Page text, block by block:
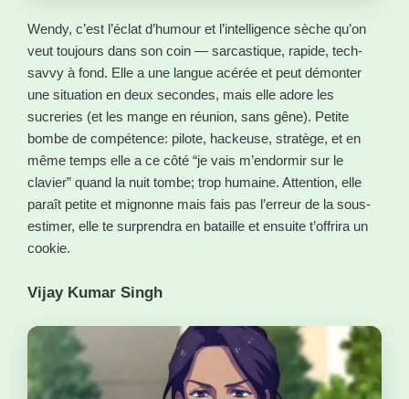
Wendy, c’est l’éclat d’humour et l’intelligence sèche qu’on
veut toujours dans son coin — sarcastique, rapide, tech-
savvy à fond. Elle a une langue acérée et peut démonter
une situation en deux secondes, mais elle adore les
sucreries (et les mange en réunion, sans gêne). Petite
bombe de compétence: pilote, hackeuse, stratège, et en
même temps elle a ce côté “je vais m’endormir sur le
clavier” quand la nuit tombe; trop humaine. Attention, elle
paraît petite et mignonne mais fais pas l’erreur de la sous-
estimer, elle te surprendra en bataille et ensuite t’offrira un
cookie.
Vijay Kumar Singh